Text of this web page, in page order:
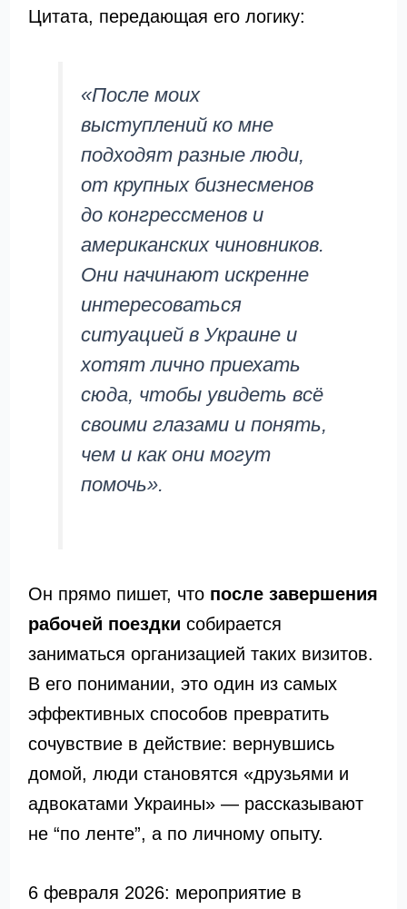
Цитата, передающая его логику:
«После моих
выступлений ко мне
подходят разные люди,
от крупных бизнесменов
до конгрессменов и
американских чиновников.
Они начинают искренне
интересоваться
ситуацией в Украине и
хотят лично приехать
сюда, чтобы увидеть всё
своими глазами и понять,
чем и как они могут
помочь».
Он прямо пишет, что после завершения
рабочей поездки собирается
заниматься организацией таких визитов.
В его понимании, это один из самых
эффективных способов превратить
сочувствие в действие: вернувшись
домой, люди становятся «друзьями и
адвокатами Украины» — рассказывают
не “по ленте”, а по личному опыту.
6 февраля 2026: мероприятие в